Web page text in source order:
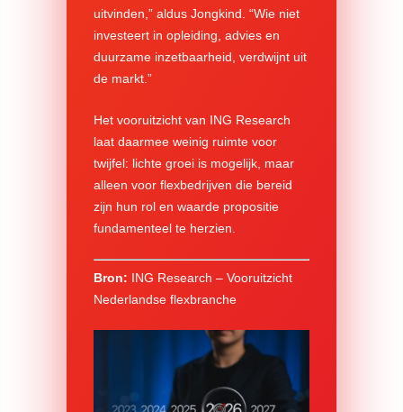
uitvinden,” aldus Jongkind. “Wie niet
investeert in opleiding, advies en
duurzame inzetbaarheid, verdwijnt uit
de markt.”
Het vooruitzicht van ING Research
laat daarmee weinig ruimte voor
twijfel: lichte groei is mogelijk, maar
alleen voor flexbedrijven die bereid
zijn hun rol en waarde propositie
fundamenteel te herzien.
Bron: ING Research – Vooruitzicht
Nederlandse flexbranche